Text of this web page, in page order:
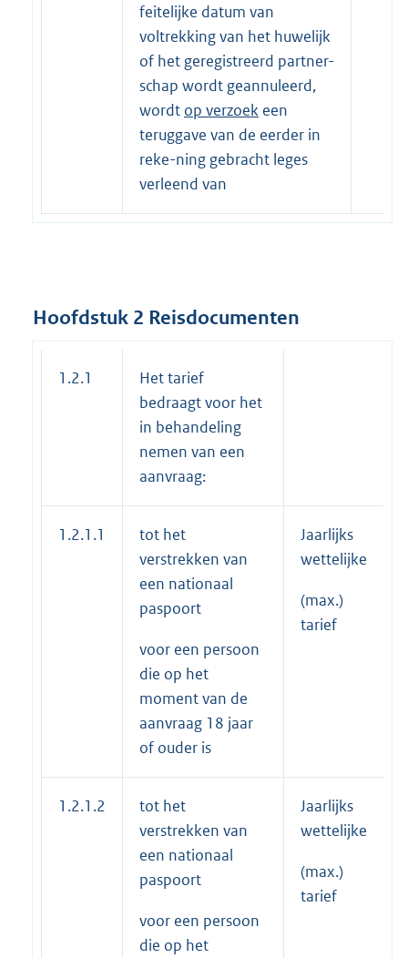
feitelijke datum van
voltrekking van het huwelijk
of het geregistreerd partner-
schap wordt geannuleerd,
wordt op verzoek een
teruggave van de eerder in
reke-ning gebracht leges
verleend van
Hoofdstuk 2 Reisdocumenten
1.2.1
Het tarief
bedraagt voor het
in behandeling
nemen van een
aanvraag:
1.2.1.1
tot het
verstrekken van
een nationaal
paspoort
voor een persoon
die op het
moment van de
aanvraag 18 jaar
of ouder is
Jaarlijks
wettelijke
(max.)
tarief
1.2.1.2
tot het
verstrekken van
een nationaal
paspoort
voor een persoon
die op het
Jaarlijks
wettelijke
(max.)
tarief